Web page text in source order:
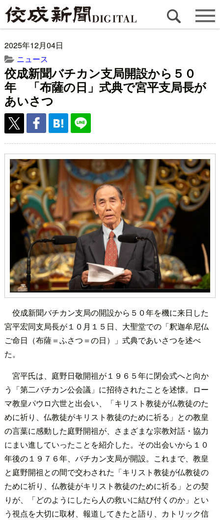
2025年12月04日
ニュース
佼成新聞バチカン支局開設から５０
年 「布薩の日」式典で宮平支局長が
あいさつ
佼成新聞バチカン支局の開設から５０年を機に来日した
宮平宏同支局長が１０月１５日、大聖堂での「釈迦牟尼仏
ご命日（布薩＝ふさつ＝の日）」式典であいさつを述べ
た。
宮平氏は、庭野日敬開祖が１９６５年に閉会式へと向か
う「第二バチカン公会議」に招待されたことを述懐。ロー
マ教皇パウロ六世と出会い、「キリスト教徒が仏教徒のた
めに祈り、仏教徒がキリスト教徒のために祈る」との教皇
の言葉に感動した庭野開祖が、さまざまな宗教対話・協力
にまい進していったことを紹介した。その出会いから１０
年後の１９７６年、バチカン支局が開設。これまで、教皇
と庭野開祖との間で交わされた「キリスト教徒が仏教徒の
ために祈り、仏教徒がキリスト教徒のために祈る」との契
りが、「どのようにしたら人の救いに結び付くのか」とい
う視点を大切に取材、報道してきたと語り、カトリック信